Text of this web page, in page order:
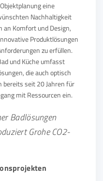
eine
Nachhaltigkeit
an Komfort und Design,
Produktlösungen
zu erfüllen.
und Küche umfasst
die auch optisch
bereits seit 20 Jahren für
mit Ressourcen ein.
Badlösungen
Grohe CO2-